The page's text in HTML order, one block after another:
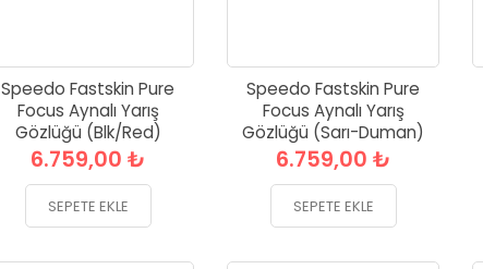
Speedo Fastskin Pure
Focus Aynalı Yarış
Gözlüğü (Blk/Red)
6.759,00 ₺
SEPETE EKLE
Speedo Fastskin Pure
Focus Aynalı Yarış
Gözlüğü (Sarı-Duman)
6.759,00 ₺
SEPETE EKLE